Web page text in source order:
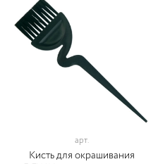
арт.
Кисть для окрашивания